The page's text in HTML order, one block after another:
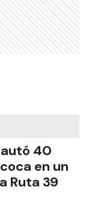
40
en un
Ruta 39